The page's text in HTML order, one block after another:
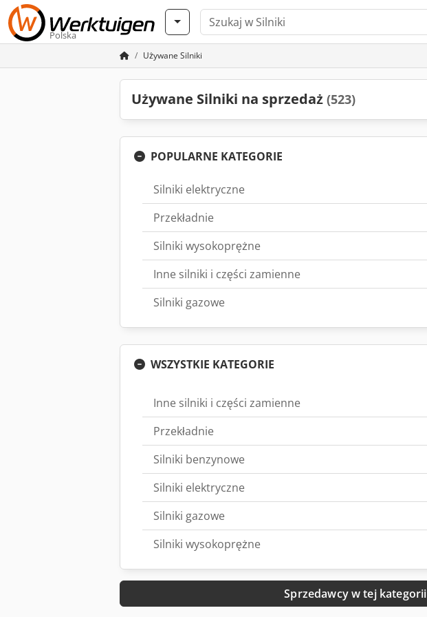
Polska
Używane Silniki
Używane Silniki na sprzedaż (523)
POPULARNE KATEGORIE
Silniki elektryczne
Przekładnie
Silniki wysokoprężne
Inne silniki i części zamienne
Silniki gazowe
WSZYSTKIE KATEGORIE
Inne silniki i części zamienne
Przekładnie
Silniki benzynowe
Silniki elektryczne
Silniki gazowe
Silniki wysokoprężne
Sprzedawcy w tej kategorii